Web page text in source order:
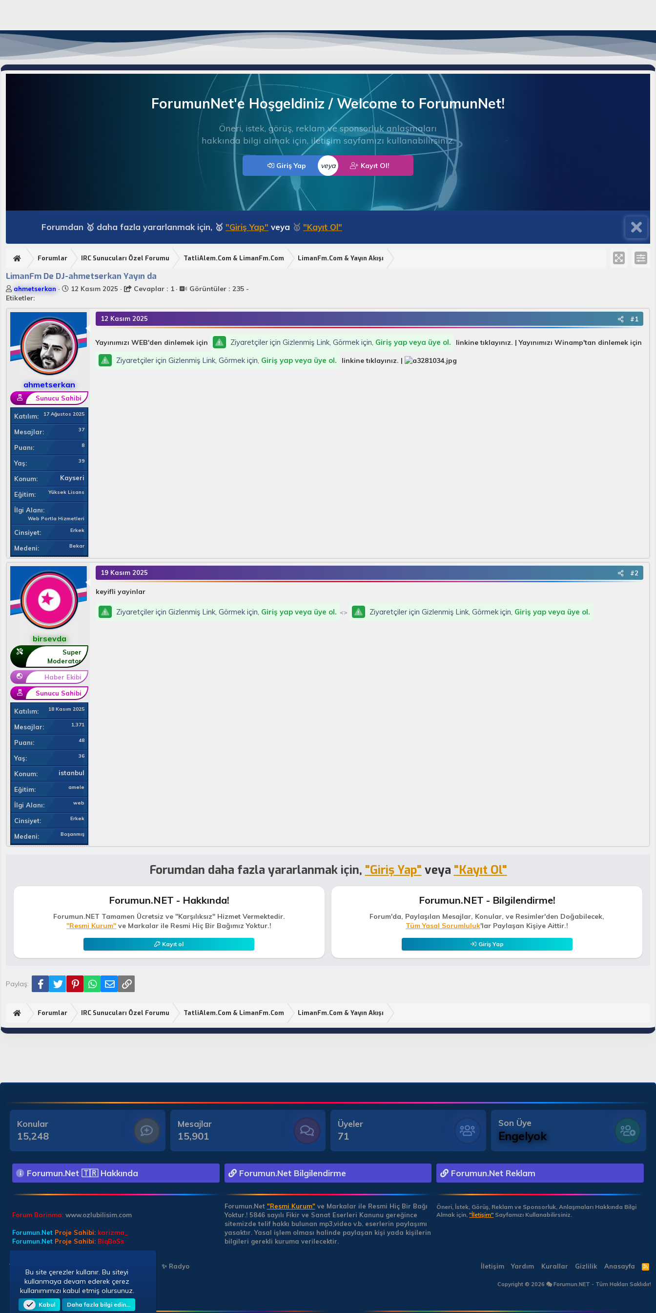
ForumunNet'e Hoşgeldiniz / Welcome to ForumunNet!
Öneri, istek, görüş, reklam ve sponsorluk anlaşmaları
hakkında bilgi almak için, iletişim sayfamızı kullanabilirsiniz.
Giriş Yap veya Kayıt Ol!
Forumdan 🥇 daha fazla yararlanmak için, 🥇 "Giriş Yap" veya 🥇 "Kayıt Ol"
Forumlar IRC Sunucuları Özel Forumu TatliAlem.Com & LimanFm.Com LimanFm.Com & Yayın Akışı
LimanFm De DJ-ahmetserkan Yayın da
K
o
n
B
a
ş
t
a
n
ahmetserkan
B
ş
a
n
g
ı
ç
a
r
i
h
i
12 Kasım 2025 Cevaplar : 1
Görüntüler : 235 -
Etiketler:
ahmetserkan
Sunucu Sahibi
Katılım 17 Ağustos 2025
Mesajlar 37
Puanı 8
Yaş 39
Konum Kayseri
Eğitim Yüksek Lisans
İlgi Alanı
Web Portla Hizmetleri
Cinsiyet Erkek
Medeni Bekar
12 Kasım 2025 #1
Yayınımızı WEB'den dinlemek için Ziyaretçiler için Gizlenmiş Link, Görmek için, Giriş yap veya üye ol. linkine tıklayınız. | Yayınımızı Winamp'tan dinlemek için
Ziyaretçiler için Gizlenmiş Link, Görmek için, Giriş yap veya üye ol. linkine tıklayınız. |
birsevda
Super
Moderator
Haber Ekibi
Sunucu Sahibi
Katılım 18 Kasım 2025
Mesajlar 1,371
Puanı 48
Yaş 36
Konum istanbul
Eğitim amele
İlgi Alanı web
Cinsiyet Erkek
Medeni Boşanmış
19 Kasım 2025 #2
keyifli yayinlar
Ziyaretçiler için Gizlenmiş Link, Görmek için, Giriş yap veya üye ol. <> Ziyaretçiler için Gizlenmiş Link, Görmek için, Giriş yap veya üye ol.
Forumdan daha fazla yararlanmak için, "Giriş Yap" veya "Kayıt Ol"
Forumun.NET - Hakkında!
Forumun.NET Tamamen Ücretsiz ve "Karşılıksız" Hizmet Vermektedir.
"Resmi Kurum" ve Markalar ile Resmi Hiç Bir Bağımız Yoktur.!
Kayıt ol
Forumun.NET - Bilgilendirme!
Forum'da, Paylaşılan Mesajlar, Konular, ve Resimler'den Doğabilecek,
Tüm Yasal Sorumluluk'lar Paylaşan Kişiye Aittir.!
Giriş Yap
Paylaş: Facebook
Twitter PinterestWhatsApp
E-posta
Forumlar IRC Sunucuları Özel Forumu TatliAlem.Com & LimanFm.Com LimanFm.Com & Yayın Akışı
Konular
15,248
Mesajlar
15,901
Üyeler
71
Son Üye
Engelyok
Forumun.Net 🇹🇷 Hakkında
Forum Barinma: www.ozlubilisim.com
Forumun.Net Proje Sahibi: karizma_
Forumun.Net Proje Sahibi: BiqBoSs
Forumun.Net Bilgilendirme
Forumun.Net "Resmi Kurum"ve Markalar ile Resmi Hiç Bir Bağı
Yoktur.! 5846 sayılı Fikir ve Sanat Eserleri Kanunu gereğince
sitemizde telif hakkı bulunan mp3,video v.b. eserlerin paylaşımı
yasaktır. Yasal işlem olması halinde paylaşan kişi yada kişilerin
bilgileri gerekli kuruma verilecektir.
Forumun.Net Reklam
Öneri, İstek, Görüş, Reklam ve Sponsorluk, Anlaşmaları Hakkında Bilgi
Almak için,"İletişim" Sayfamızı Kullanabilirsiniz.
Türkçe (TR) ✨ Radyo İletişim Yardım Kurallar Gizlilik Anasayfa
R
S
Copyright © 2026 🎭 Forumun.NET - Tüm Hakları Saklıdır!
Bu site çerezler kullanır. Bu siteyi
kullanmaya devam ederek çerez
kullanımımızı kabul etmiş olursunuz.
Kabul Daha fazla bilgi edin…